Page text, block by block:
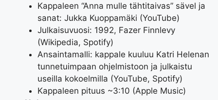
Kappaleen “Anna mulle tähtitaivas” sävel ja
sanat: Jukka Kuoppamäki (YouTube)
Julkaisuvuosi: 1992, Fazer Finnlevy
(Wikipedia, Spotify)
Ansaintamalli: kappale kuuluu Katri Helenan
tunnetuimpaan ohjelmistoon ja julkaistu
useilla kokoelmilla (YouTube, Spotify)
Kappaleen pituus ~3:10 (Apple Music)